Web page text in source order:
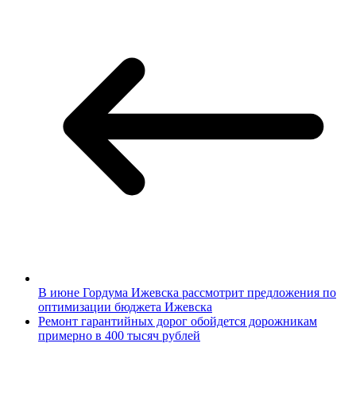
В июне Гордума Ижевска рассмотрит предложения по
оптимизации бюджета Ижевска
Ремонт гарантийных дорог обойдется дорожникам
примерно в 400 тысяч рублей